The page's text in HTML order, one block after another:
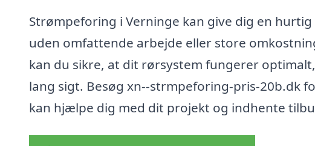
Strømpeforing i Verninge kan give dig en
uden omfattende arbejde eller store
kan du sikre, at dit rørsystem fungerer
lang sigt. Besøg xn--strmpeforing-pris-20b.dk
kan hjælpe dig med dit projekt og indhente